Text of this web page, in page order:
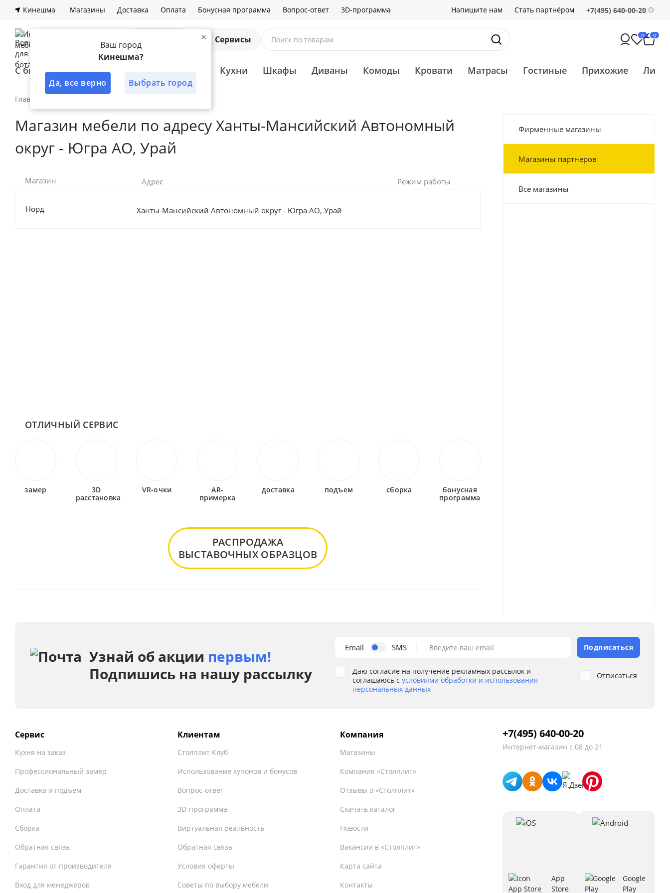
Ваш город
Кинешма?
Да, все верно Выбрать город
Кинешма Магазины Доставка Оплата Бонусная программа Вопрос-ответ 3D-программа Напишите нам Стать партнёром +7(495) 640-00-20
Сервисы Поиск по товарам 0 0
С быстрой доставкой Кухни Шкафы Диваны Комоды Кровати Матрасы Гостиные Прихожие
Главная
Магазин мебели по адресу Ханты-Мансийский Автономный
округ - Югра АО, Урай
Магазин Адрес Режим работы
Норд Ханты-Мансийский Автономный округ - Югра АО, Урай
ОТЛИЧНЫЙ СЕРВИС
замер
3D
расстановка
VR-очки
AR-
примерка
доставка подъем сборка
бонусная
программа
РАСПРОДАЖА
ВЫСТАВОЧНЫХ ОБРАЗЦОВ
Фирменные магазины
Магазины партнеров
Все магазины
Узнай об акции первым!
Подпишись на нашу рассылку
Email SMS Введите ваш email Подписаться
Даю согласие на получение рекламных рассылок и
соглашаюсь с условиями обработки и использования
персональных данных
Отписаться
Сервис
Кухня на заказ
Профессиональный замер
Доставка и подъем
Оплата
Сборка
Обратная связь
Гарантия от производителя
Вход для менеджеров
Клиентам
Столплит Клуб
Использование купонов и бонусов
Вопрос-ответ
3D-программа
Виртуальная реальность
Обратная связь
Условия оферты
Советы по выбору мебели
Компания
Магазины
Компания «Столплит»
Отзывы о «Столплит»
Скачать каталог
Новости
Вакансии в «Столплит»
Карта сайта
Контакты
+7(495) 640-00-20
Интернет-магазин с 08 до 21
App
Store
Google
Play